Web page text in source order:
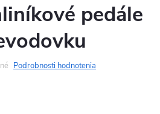
pedále
Podrobnosti hodnotenia